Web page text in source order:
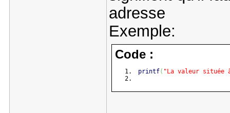
adresse
Exemple:
Code :
printf( "La valeur située